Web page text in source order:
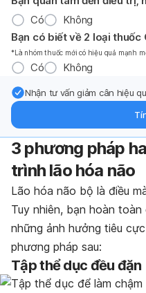
Có
Không
Bạn có biết về 2 loại thuốc
*Là nhóm thuốc mới có hiệu quả mạnh
Có Không
Nhận tư vấn giảm cân hiệu
3 phương pháp
trình lão hóa não
Lão hóa não bộ là điều
Tuy nhiên, bạn hoàn
những ảnh hưởng tiêu
phương pháp sau:
Tập thể dục đều đặn